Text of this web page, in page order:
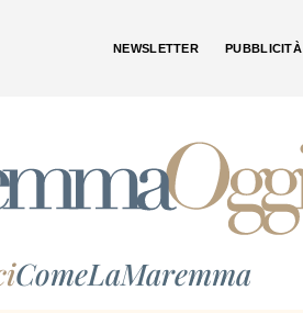
NEWSLETTER PUBBLICITÀ
ComeLaMaremma